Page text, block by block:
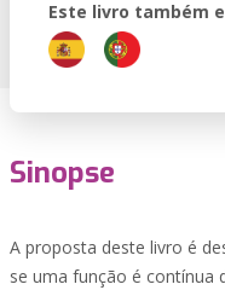
Este livro também
Sinopse
A proposta deste livro é
se uma função é contínua